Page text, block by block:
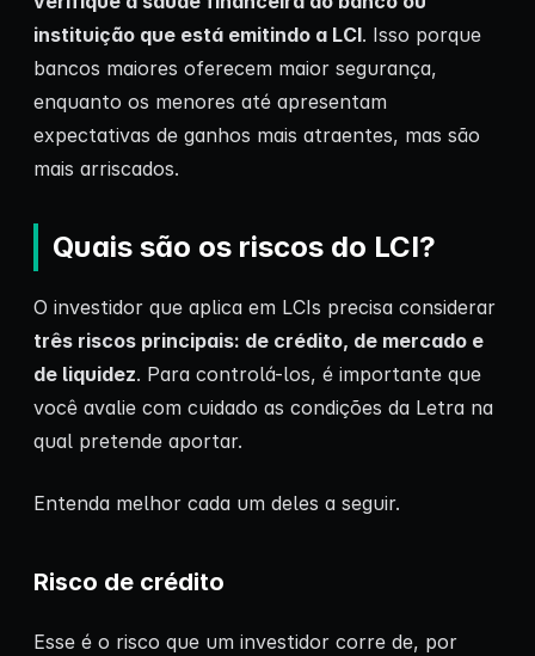
instituição que está emitindo a LCI. Isso porque
bancos maiores oferecem maior segurança,
enquanto os menores até apresentam
expectativas de ganhos mais atraentes, mas são
mais arriscados.
Quais são os riscos do LCI?
O investidor que aplica em LCIs precisa considerar
três riscos principais: de crédito, de mercado e
de liquidez. Para controlá-los, é importante que
você avalie com cuidado as condições da Letra na
qual pretende aportar.
Entenda melhor cada um deles a seguir.
Risco de crédito
Esse é o risco que um investidor corre de, por